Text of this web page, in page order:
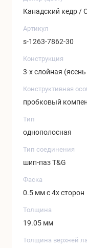
Канадский кедр /
Артикул
s-1263-7862-30
Конструкция
3-х слойная
Конструктивная
пробковый
Тип
однополосная
Тип соединения
шип-паз T&G
Фаска
0.5 мм с 4х сторон
Толщина
19.05 мм
Толщина верхней